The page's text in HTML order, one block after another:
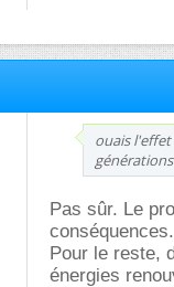
ouais
Pas sûr. Le
conséquences.
Pour le reste,
énergies